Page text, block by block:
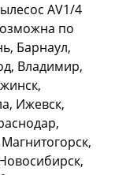
AV1/4
по
Барнаул,
Владимир,
Ижевск,